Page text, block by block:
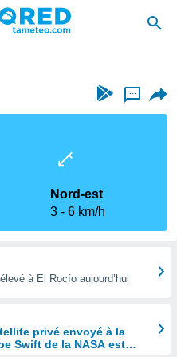
...
Nord-est
3
6 km/h
à El Rocío aujourd’hui
privé envoyé à la
Swift de la NASA est